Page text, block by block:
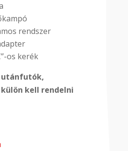
rendszer
os kerék
utánfutók,
kell rendelni